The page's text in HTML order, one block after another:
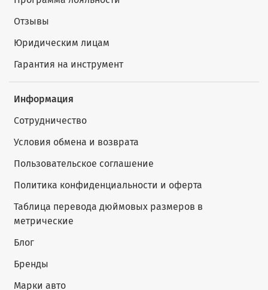
Отзывы
Юридическим лицам
Гарантия на инструмент
Информация
Сотрудничество
Условия обмена и возврата
Пользовательское соглашение
Политика конфиденциальности и оферта
Таблица перевода дюймовых размеров в
метрические
Блог
Бренды
Марки авто